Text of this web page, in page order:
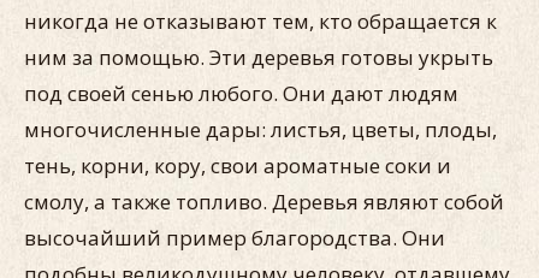
никогда не отказывают тем, кто обращается к
ним за помощью. Эти деревья готовы укрыть
под своей сенью любого. Они дают людям
многочисленные дары: листья, цветы, плоды,
тень, корни, кору, свои ароматные соки и
смолу, а также топливо. Деревья являют собой
высочайший пример благородства. Они